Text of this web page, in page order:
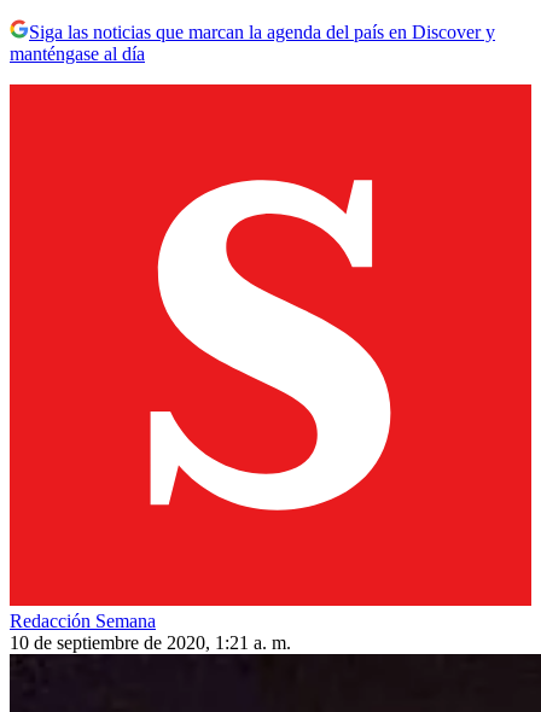
Siga las noticias que marcan la agenda del país en Discover y
manténgase al día
Redacción Semana
10 de septiembre de 2020, 1:21 a. m.